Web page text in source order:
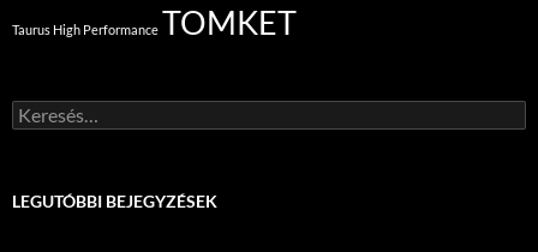
Taurus High Performance TOMKET
Keresés:
LEGUTÓBBI BEJEGYZÉSEK